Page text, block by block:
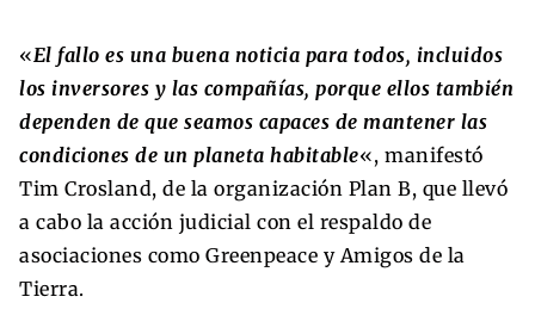
«El fallo es una buena noticia para todos, incluidos
los inversores y las compañías, porque ellos también
dependen de que seamos capaces de mantener las
condiciones de un planeta habitable«, manifestó
Tim Crosland, de la organización Plan B, que llevó
a cabo la acción judicial con el respaldo de
asociaciones como Greenpeace y Amigos de la
Tierra.